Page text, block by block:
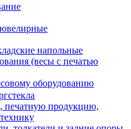
напольные
(весы с печатью
оборудованию
печатную продукцию,